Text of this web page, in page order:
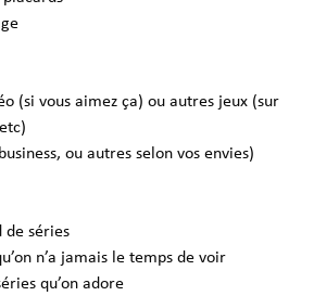
(si vous aimez ça) ou autres jeux (sur
ou autres selon vos envies)
séries
n’a jamais le temps de voir
qu’on adore